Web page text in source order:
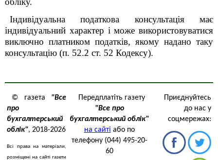
Індивідуальна податкова консультація має
індивідуальний характер і може використовуватися
виключно платником податків, якому надано таку
консультацію (п. 52.2 ст. 52 Кодексу).
© газета "Все
про
бухгалтерський
облік", 2018-2026
Всі права на матеріали,
розміщені на сайті газети
Передплатіть газету
"Все про
бухгалтерський облік"
на сайті або по
телефону (044) 495-20-
60
Приєднуйтесь
до нас у
соцмережах: